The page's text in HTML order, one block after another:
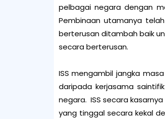
pelbagai negara dengan
Pembinaan utamanya
berterusan ditambah baik
secara berterusan.
ISS mengambil jangka
daripada kerjasama
negara. ISS secara
yang tinggal secara kekal